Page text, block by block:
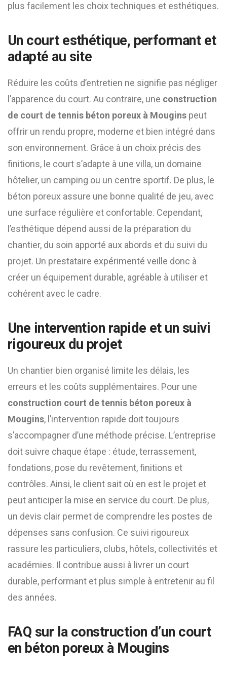
plus facilement les choix techniques et esthétiques.
Un court esthétique, performant et
adapté au site
Réduire les coûts d’entretien ne signifie pas négliger
l’apparence du court. Au contraire, une construction
de court de tennis béton poreux à Mougins peut
offrir un rendu propre, moderne et bien intégré dans
son environnement. Grâce à un choix précis des
finitions, le court s’adapte à une villa, un domaine
hôtelier, un camping ou un centre sportif. De plus, le
béton poreux assure une bonne qualité de jeu, avec
une surface régulière et confortable. Cependant,
l’esthétique dépend aussi de la préparation du
chantier, du soin apporté aux abords et du suivi du
projet. Un prestataire expérimenté veille donc à
créer un équipement durable, agréable à utiliser et
cohérent avec le cadre.
Une intervention rapide et un suivi
rigoureux du projet
Un chantier bien organisé limite les délais, les
erreurs et les coûts supplémentaires. Pour une
construction court de tennis béton poreux à
Mougins, l’intervention rapide doit toujours
s’accompagner d’une méthode précise. L’entreprise
doit suivre chaque étape : étude, terrassement,
fondations, pose du revêtement, finitions et
contrôles. Ainsi, le client sait où en est le projet et
peut anticiper la mise en service du court. De plus,
un devis clair permet de comprendre les postes de
dépenses sans confusion. Ce suivi rigoureux
rassure les particuliers, clubs, hôtels, collectivités et
académies. Il contribue aussi à livrer un court
durable, performant et plus simple à entretenir au fil
des années.
FAQ sur la construction d’un court
en béton poreux à Mougins